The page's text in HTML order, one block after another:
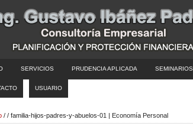
SERVICIOS PRUDENCIA APLICADA SEMINARIOS
USUARIO
/ / familia-hijos-padres-y-abuelos-01 | Economía Personal